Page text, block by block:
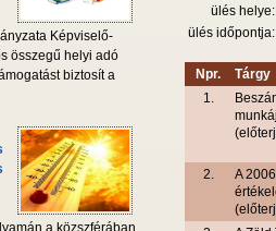
Képviselő-
összegű helyi adó
biztosít a
ülés helye:
ülés időpontja:
Npr.
Tárgy
1.
2.
A